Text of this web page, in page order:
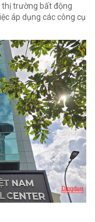
thị trường bất động
áp dụng các công cụ